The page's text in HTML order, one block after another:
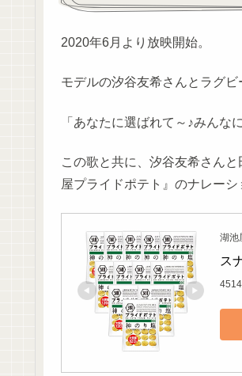
2020年6月より放映開始。
モデルの汐谷友希さんとラグビ
「あなたに選ばれて～♪みんな
この歌と共に、汐谷友希さん
屋プライドポテト』のナレーシ
湖池
ス